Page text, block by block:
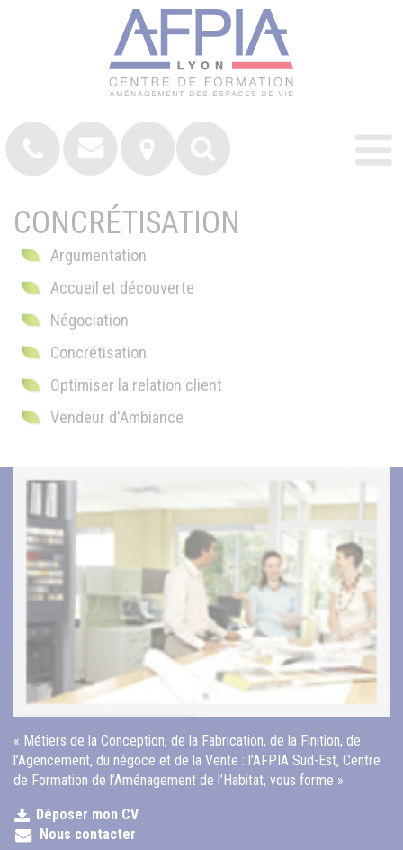
CONCRÉTISATION
Argumentation
Accueil et découverte
Négociation
Concrétisation
Optimiser la relation client
Vendeur d'Ambiance
« Métiers de la Conception, de la Fabrication, de la Finition, de
l’Agencement, du négoce et de la Vente : l’AFPIA Sud-Est, Centre
de Formation de l’Aménagement de l’Habitat, vous forme »
Déposer mon CV
Nous contacter